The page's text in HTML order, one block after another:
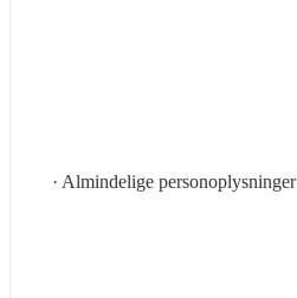
· Almindelige personoplysninger